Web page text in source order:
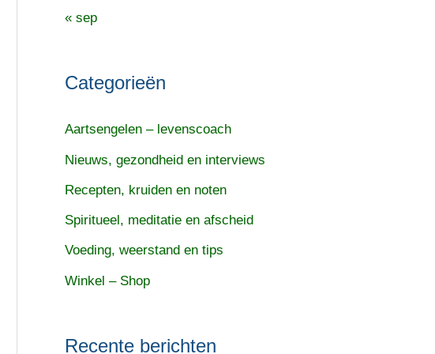
« sep
Categorieën
Aartsengelen – levenscoach
Nieuws, gezondheid en interviews
Recepten, kruiden en noten
Spiritueel, meditatie en afscheid
Voeding, weerstand en tips
Winkel – Shop
Recente berichten